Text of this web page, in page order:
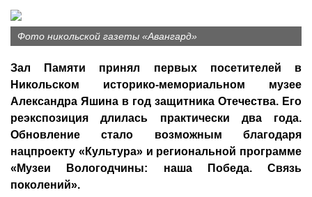
Фото никольской газеты «Авангард»
Зал Памяти принял первых посетителей в
Никольском историко-мемориальном музее
Александра Яшина в год защитника Отечества. Его
реэкспозиция длилась практически два года.
Обновление стало возможным благодаря
нацпроекту «Культура» и региональной программе
«Музеи Вологодчины: наша Победа. Связь
поколений».